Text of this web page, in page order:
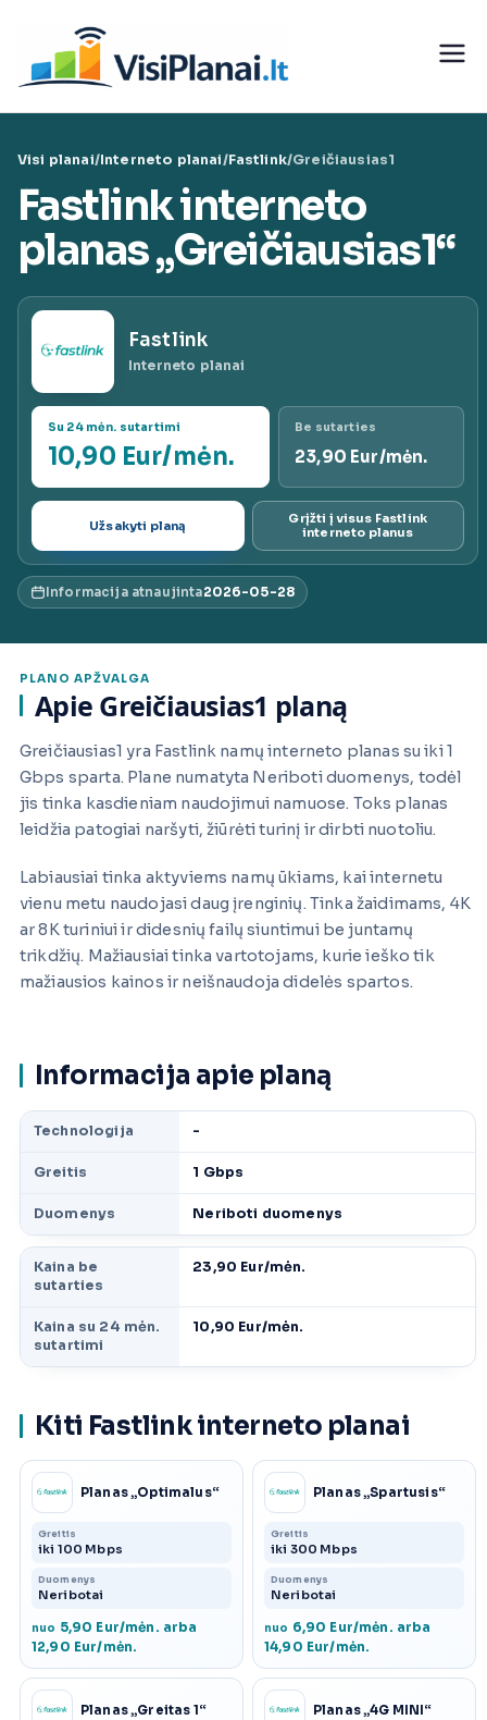
turinio
teleko
munika
cijų
paslaug
|
VisiPlan
ai.lt
Visi planai/Interneto planai/Fastlink/Greičiausias1
Fastlink interneto
planas „Greičiausias1“
Fastlink
Interneto planai
Su 24 mėn. sutartimi
10,90 Eur/mėn.
Be sutarties
23,90 Eur/mėn.
Užsakyti planą
Grįžti į visus Fastlink
interneto planus
Informacija atnaujinta2026-05-28
PLANO APŽVALGA
Apie Greičiausias1 planą
Greičiausias1 yra Fastlink namų interneto planas su iki 1
Gbps sparta. Plane numatyta Neriboti duomenys, todėl
jis tinka kasdieniam naudojimui namuose. Toks planas
leidžia patogiai naršyti, žiūrėti turinį ir dirbti nuotoliu.
Labiausiai tinka aktyviems namų ūkiams, kai internetu
vienu metu naudojasi daug įrenginių. Tinka žaidimams, 4K
ar 8K turiniui ir didesnių failų siuntimui be juntamų
trikdžių. Mažiausiai tinka vartotojams, kurie ieško tik
mažiausios kainos ir neišnaudoja didelės spartos.
Informacija apie planą
Technologija -
Greitis 1 Gbps
Duomenys Neriboti duomenys
Kaina be
sutarties
23,90 Eur/mėn.
Kaina su 24 mėn.
sutartimi
10,90 Eur/mėn.
Kiti Fastlink interneto planai
Planas „Optimalus“
Greitis
iki 100 Mbps
Duomenys
Neribotai
nuo 5,90 Eur/mėn. arba
12,90 Eur/mėn.
Planas „Spartusis“
Greitis
iki 300 Mbps
Duomenys
Neribotai
nuo 6,90 Eur/mėn. arba
14,90 Eur/mėn.
Planas „Greitas 1“ Planas „4G MINI“